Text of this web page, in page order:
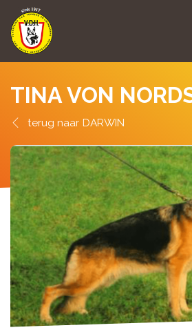
TINA VON
DARWIN